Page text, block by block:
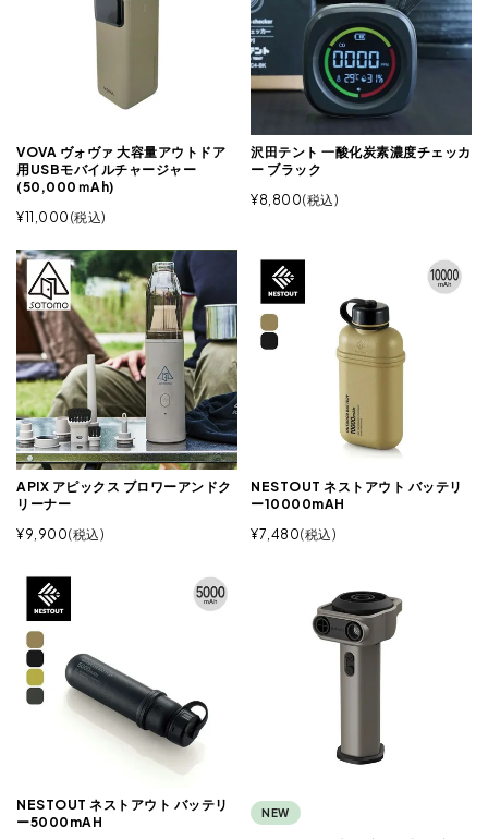
VOVA ヴォヴァ 大容量アウトドア
用USBモバイルチャージャー
(50,000ｍAh)
¥11,000 税込
沢田テント 一酸化炭素濃度チェッカ
ー ブラック
¥8,800 税込
APIX アピックス ブロワーアンドク
リーナー
¥9,900 税込
NESTOUT ネストアウト バッテリ
ー10000mAH
¥7,480 税込
NESTOUT ネストアウト バッテリ
ー5000mAH
NEW